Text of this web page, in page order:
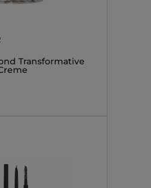
Transformative